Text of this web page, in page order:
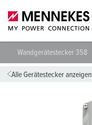
Wandgerätestecker 358
Alle Gerätestecker anzeigen